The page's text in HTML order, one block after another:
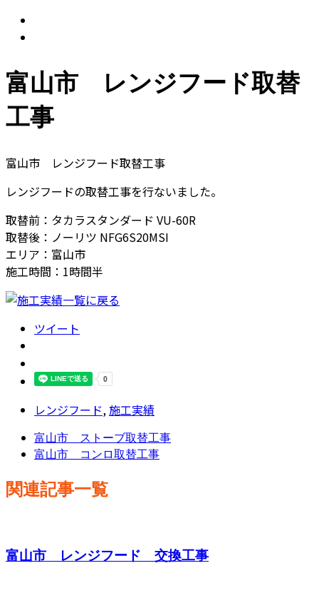
富山市 レンジフード取替
工事
富山市 レンジフード取替工事
レンジフードの取替工事を行ないました。
取替前：タカラスタンダード VU-60R
取替後：ノーリツ NFG6S20MSI
エリア：富山市
施工時間：1時間半
ツイート
レンジフード,施工実績
富山市 ストーブ取替工事
富山市 コンロ取替工事
関連記事一覧
富山市 レンジフード 交換工事